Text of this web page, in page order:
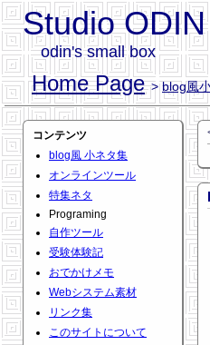
Studio ODIN
odin's small box
Home Page >blog風
コンテンツ
blog風 小ネタ集
オンラインツール
特集ネタ
Programing
自作ツール
受験体験記
おでかけメモ
Webシステム素材
リンク集
このサイトについて